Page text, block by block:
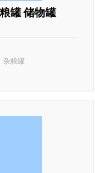
罐 储物罐
杂粮罐